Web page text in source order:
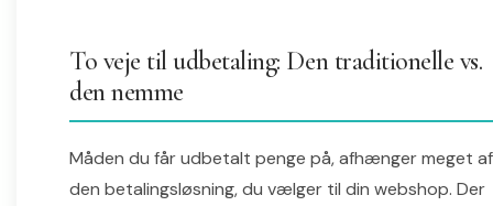
To veje til udbetaling: Den traditionelle vs.
den nemme
Måden du får udbetalt penge på, afhænger meget af
den betalingsløsning, du vælger til din webshop. Der